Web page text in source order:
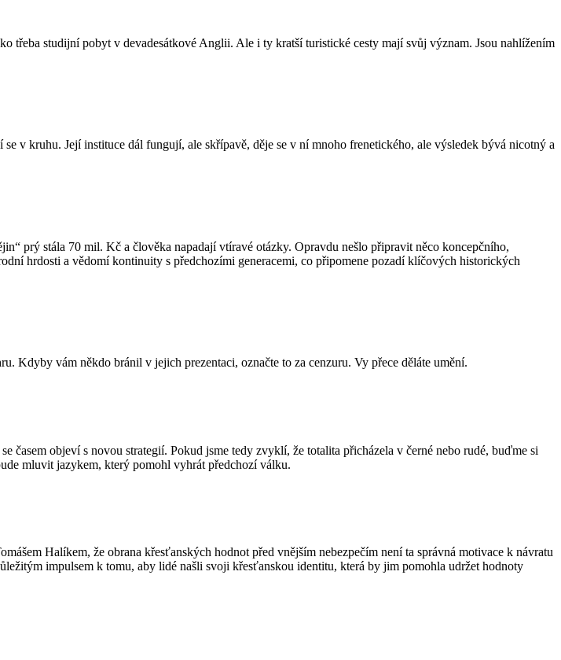
třeba studijní pobyt v devadesátkové Anglii. Ale i ty kratší turistické cesty mají svůj význam. Jsou nahlížením
v kruhu. Její instituce dál fungují, ale skřípavě, děje se v ní mnoho frenetického, ale výsledek bývá nicotný a
prý stála 70 mil. Kč a člověka napadají vtíravé otázky. Opravdu nešlo připravit něco koncepčního,
hrdosti a vědomí kontinuity s předchozími generacemi, co připomene pozadí klíčových historických
Kdyby vám někdo bránil v jejich prezentaci, označte to za cenzuru. Vy přece děláte umění.
časem objeví s novou strategií. Pokud jsme tedy zvyklí, že totalita přicházela v černé nebo rudé, buďme si
mluvit jazykem, který pomohl vyhrát předchozí válku.
Halíkem, že obrana křesťanských hodnot před vnějším nebezpečím není ta správná motivace k návratu
impulsem k tomu, aby lidé našli svoji křesťanskou identitu, která by jim pomohla udržet hodnoty